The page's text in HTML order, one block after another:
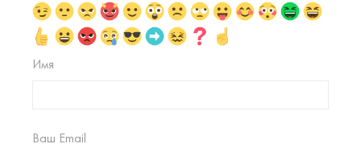
Имя
Ваш Email